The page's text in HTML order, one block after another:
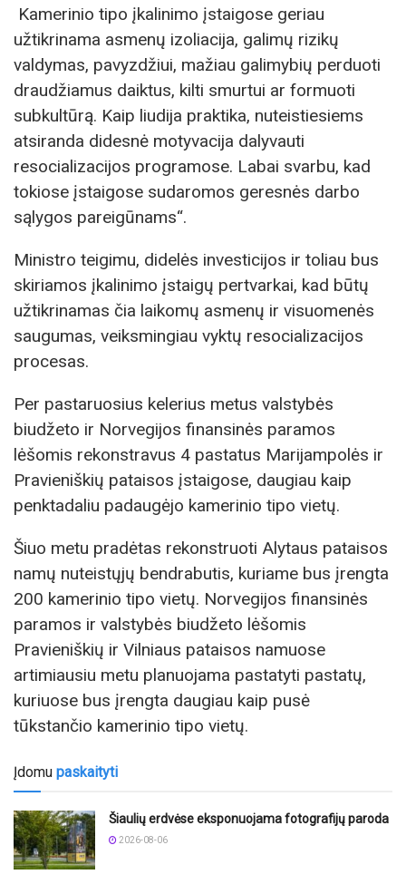
Kamerinio tipo įkalinimo įstaigose geriau
užtikrinama asmenų izoliacija, galimų rizikų
valdymas, pavyzdžiui, mažiau galimybių perduoti
draudžiamus daiktus, kilti smurtui ar formuoti
subkultūrą. Kaip liudija praktika, nuteistiesiems
atsiranda didesnė motyvacija dalyvauti
resocializacijos programose. Labai svarbu, kad
tokiose įstaigose sudaromos geresnės darbo
sąlygos pareigūnams“.
Ministro teigimu, didelės investicijos ir toliau bus
skiriamos įkalinimo įstaigų pertvarkai, kad būtų
užtikrinamas čia laikomų asmenų ir visuomenės
saugumas, veiksmingiau vyktų resocializacijos
procesas.
Per pastaruosius kelerius metus valstybės
biudžeto ir Norvegijos finansinės paramos
lėšomis rekonstravus 4 pastatus Marijampolės ir
Pravieniškių pataisos įstaigose, daugiau kaip
penktadaliu padaugėjo kamerinio tipo vietų.
Šiuo metu pradėtas rekonstruoti Alytaus pataisos
namų nuteistųjų bendrabutis, kuriame bus įrengta
200 kamerinio tipo vietų. Norvegijos finansinės
paramos ir valstybės biudžeto lėšomis
Pravieniškių ir Vilniaus pataisos namuose
artimiausiu metu planuojama pastatyti pastatų,
kuriuose bus įrengta daugiau kaip pusė
tūkstančio kamerinio tipo vietų.
Įdomu paskaityti
Šiaulių erdvėse eksponuojama fotografijų paroda
2026-08-06